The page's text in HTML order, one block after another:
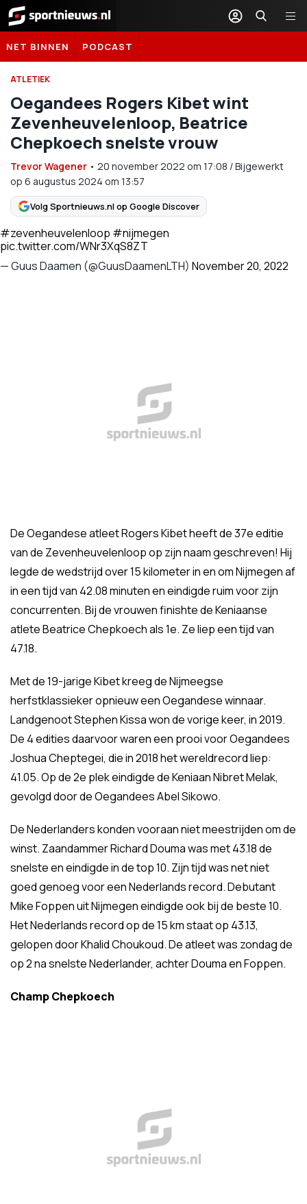
Sportnieuws.nl
NET BINNEN PODCAST
ATLETIEK
Oegandees Rogers Kibet wint
Zevenheuvelenloop, Beatrice
Chepkoech snelste vrouw
Trevor Wagener • 20 november 2022 om 17:08 /Bijgewerkt
op 6 augustus 2024 om 13:57
Volg Sportnieuws.nl op Google Discover
#zevenheuvelenloop #nijmegen
pic.twitter.com/WNr3XqS8ZT
— Guus Daamen (@GuusDaamenLTH) November 20, 2022
De Oegandese atleet Rogers Kibet heeft de 37e editie
van de Zevenheuvelenloop op zijn naam geschreven! Hij
legde de wedstrijd over 15 kilometer in en om Nijmegen af
in een tijd van 42.08 minuten en eindigde ruim voor zijn
concurrenten. Bij de vrouwen finishte de Keniaanse
atlete Beatrice Chepkoech als 1e. Ze liep een tijd van
47.18.
Met de 19-jarige Kibet kreeg de Nijmeegse
herfstklassieker opnieuw een Oegandese winnaar.
Landgenoot Stephen Kissa won de vorige keer, in 2019.
De 4 edities daarvoor waren een prooi voor Oegandees
Joshua Cheptegei, die in 2018 het wereldrecord liep:
41.05. Op de 2e plek eindigde de Keniaan Nibret Melak,
gevolgd door de Oegandees Abel Sikowo.
De Nederlanders konden vooraan niet meestrijden om de
winst. Zaandammer Richard Douma was met 43.18 de
snelste en eindigde in de top 10. Zijn tijd was net niet
goed genoeg voor een Nederlands record. Debutant
Mike Foppen uit Nijmegen eindigde ook bij de beste 10.
Het Nederlands record op de 15 km staat op 43.13,
gelopen door Khalid Choukoud. De atleet was zondag de
op 2 na snelste Nederlander, achter Douma en Foppen.
Champ Chepkoech